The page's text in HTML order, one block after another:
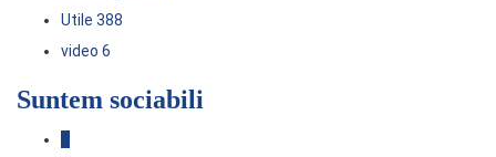
Utile 388
video 6
Suntem sociabili